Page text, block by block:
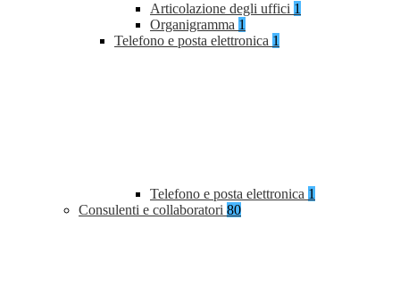
Articolazione degli uffici 1
Organigramma 1
Telefono e posta elettronica 1
Telefono e posta elettronica 1
Consulenti e collaboratori 80